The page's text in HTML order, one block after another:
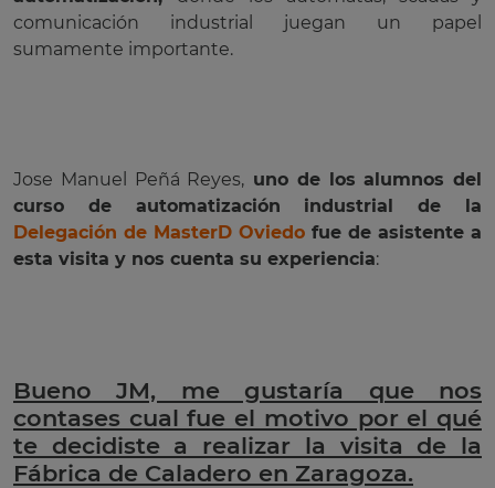
comunicación industrial juegan un papel
sumamente importante.
Jose Manuel Peñá Reyes, uno de los alumnos del
curso de automatización industrial de la
Delegación de MasterD Oviedo fue de asistente a
esta visita y nos cuenta su experiencia:
Bueno JM, me gustaría que nos
contases cual fue el motivo por el qué
te decidiste a realizar la visita de la
Fábrica de Caladero en Zaragoza.